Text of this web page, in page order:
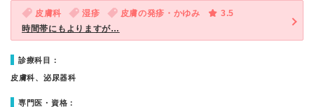
皮膚科 湿疹 皮膚の発疹・かゆみ
3.5
時間帯にもよりますが…
診療科目：
皮膚科、泌尿器科
専門医・資格：